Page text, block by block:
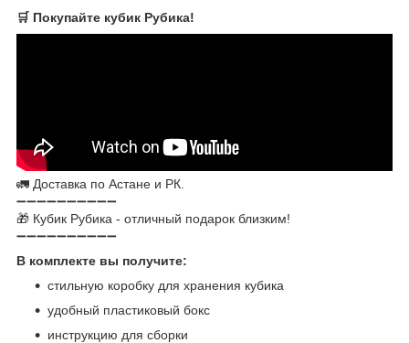
🛒 Покупайте кубик Рубика!
🚛 Доставка по Астане и РК.
➖➖➖➖➖➖➖➖➖➖
🎁 Кубик Рубика - отличный подарок близким!
➖➖➖➖➖➖➖➖➖➖
В комплекте вы получите:
стильную коробку для хранения кубика
удобный пластиковый бокс
инструкцию для сборки